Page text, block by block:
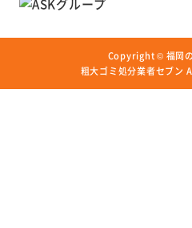
Copyright © 福岡
粗大ゴミ処分業者セブン